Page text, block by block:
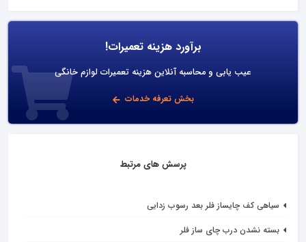
برآورد هزینه تعمیرات!
عیب یابی و محاسبه آنلاین هزینه تعمیرات لوازم خانگی
بخش تعرفه خدمات
پرسش های مرتبط
سیاهی کف چایساز فلر بعد رسوب زدایی
بسته نشدن درب چای ساز فلر